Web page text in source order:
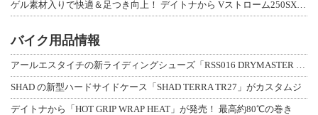
バイク用品情報
SHAD の新型ハードサイドケース「SHAD TERRA TR27」がカスタムジ
デイトナから「HOT GRIP WRAP HEAT」が発売！ 最高約80℃の巻き